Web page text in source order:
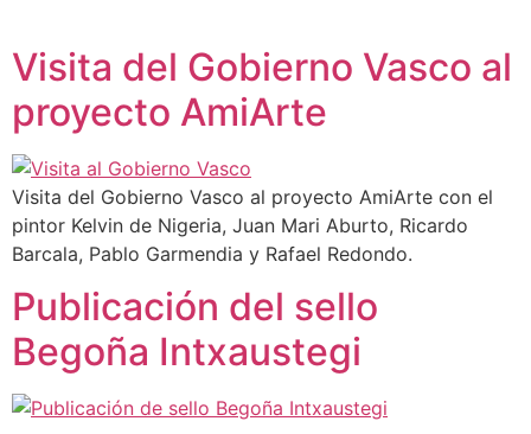
Visita del Gobierno Vasco al
proyecto AmiArte
Visita del Gobierno Vasco al proyecto AmiArte con el
pintor Kelvin de Nigeria, Juan Mari Aburto, Ricardo
Barcala, Pablo Garmendia y Rafael Redondo.
Publicación del sello
Begoña Intxaustegi